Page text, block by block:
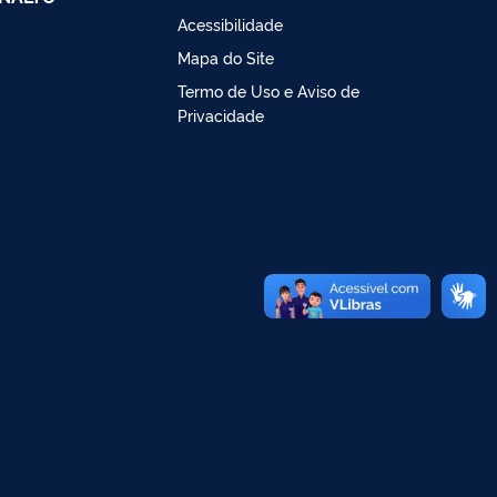
Acessibilidade
Mapa do Site
Termo de Uso e Aviso de
Privacidade